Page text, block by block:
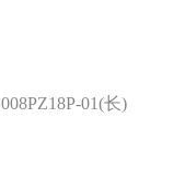
008PZ18P-01(长)